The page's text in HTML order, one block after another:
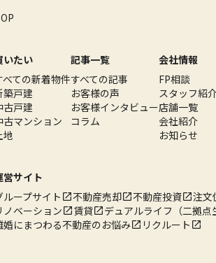
いたい
べての新着物件
築戸建
古戸建
古マンション
地
記事一覧
すべての記事
お客様の声
お客様インタビュー
コラム
会社情報
FP相談
スタッフ紹
店舗一覧
会社紹介
お知らせ
営サイト
ループサイト
不動産売却 不動産投資
注文
ノベーション
賃貸
デュアルライフ（二拠点
婚にまつわる不動産のお悩み
リクルート